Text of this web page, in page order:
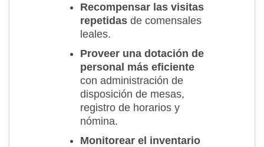
Recompensar las visitas
repetidas de comensales
leales.
Proveer una dotación de
personal más eficiente
con administración de
disposición de mesas,
registro de horarios y
nómina.
Monitorear el inventario